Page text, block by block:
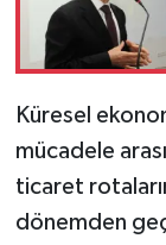
Küresel
mücadele
ticaret
dönemden